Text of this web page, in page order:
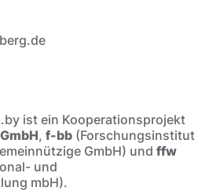
ist ein Kooperationsprojekt
, f-bb (Forschungsinstitut
GmbH) und ffw
und
mbH).